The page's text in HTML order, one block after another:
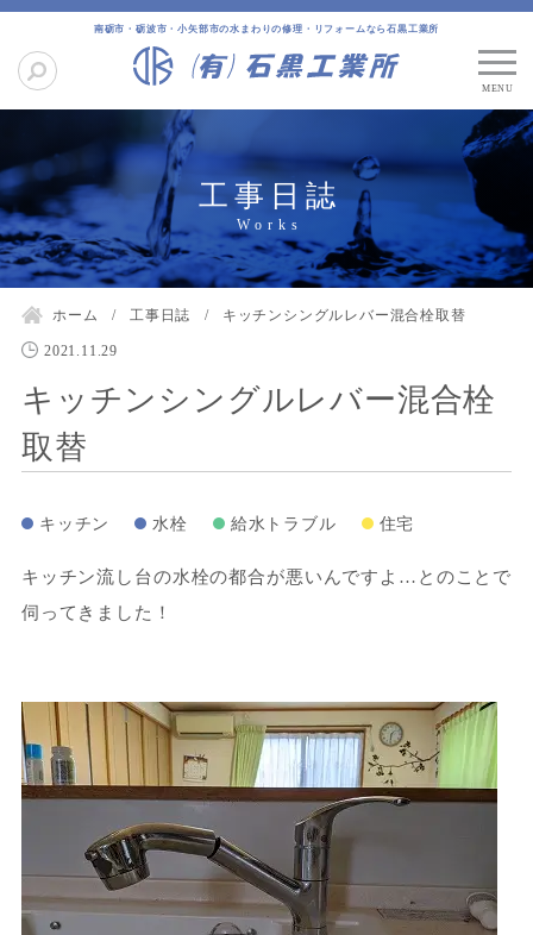
南砺市・砺波市・小矢部市の水まわりの修理・リフォームなら石黒工業所
工事日誌
ホーム 工事日誌 キッチンシングルレバー混合栓取替
2021.11.29
キッチンシングルレバー混合栓
取替
キッチン 水栓 給水トラブル 住宅
キッチン流し台の水栓の都合が悪いんですよ…とのことで
伺ってきました！